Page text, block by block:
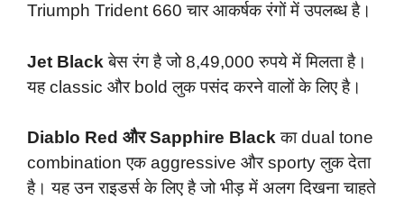
Triumph Trident 660 चार आकर्षक रंगों में उपलब्ध है।
Jet Black बेस रंग है जो 8,49,000 रुपये में मिलता है।
यह classic और bold लुक पसंद करने वालों के लिए है।
Diablo Red और Sapphire Blackका dual tone
combination एक aggressive और sporty लुक देता
है। यह उन राइडर्स के लिए है जो भीड़ में अलग दिखना चाहते